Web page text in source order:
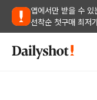
앱에서만 받을 수 있
선착순 첫구매 최저